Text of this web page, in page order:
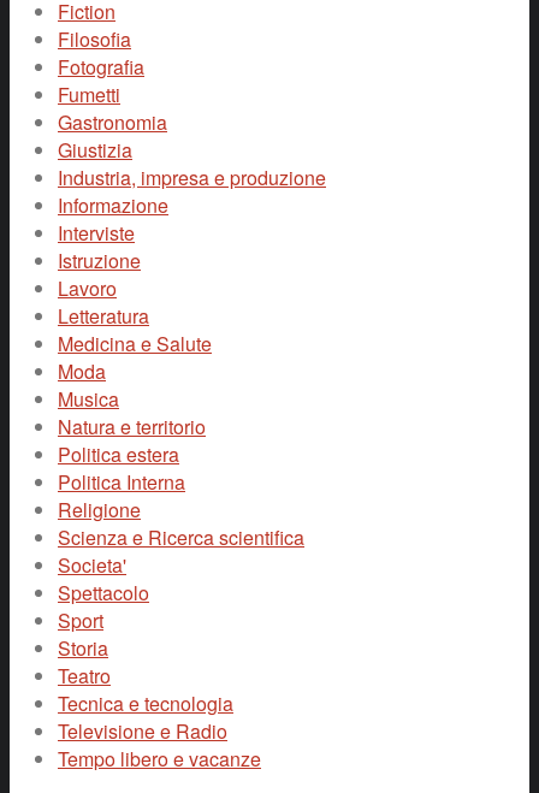
Fiction
Filosofia
Fotografia
Fumetti
Gastronomia
Giustizia
Industria, impresa e produzione
Informazione
Interviste
Istruzione
Lavoro
Letteratura
Medicina e Salute
Moda
Musica
Natura e territorio
Politica estera
Politica Interna
Religione
Scienza e Ricerca scientifica
Societa'
Spettacolo
Sport
Storia
Teatro
Tecnica e tecnologia
Televisione e Radio
Tempo libero e vacanze